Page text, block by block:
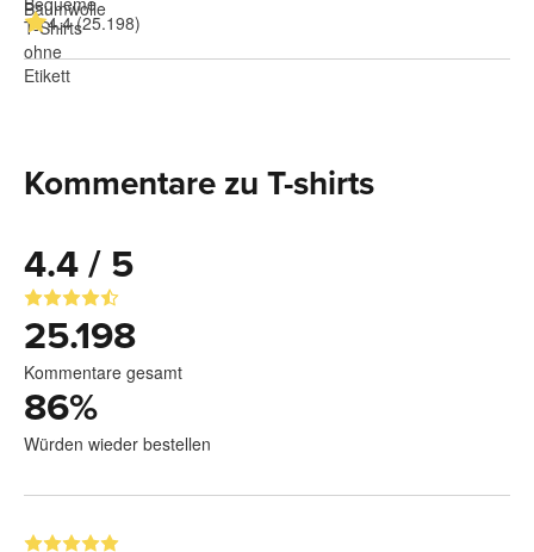
4.4 (25.198)
Kommentare zu T-shirts
4.4 / 5
25.198
Kommentare gesamt
86%
Würden wieder bestellen